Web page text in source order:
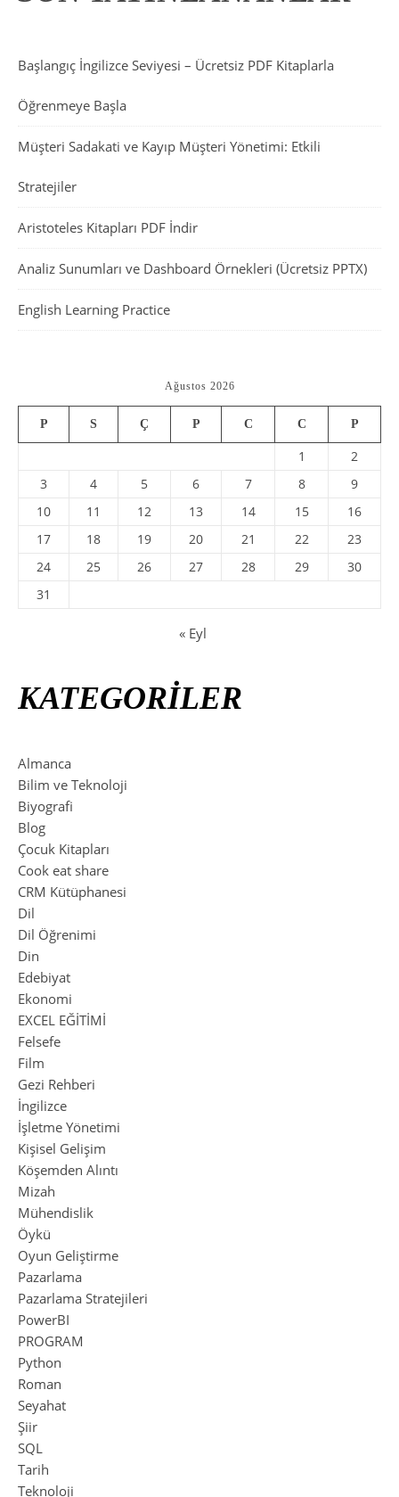
Başlangıç İngilizce Seviyesi – Ücretsiz PDF Kitaplarla
Öğrenmeye Başla
Müşteri Sadakati ve Kayıp Müşteri Yönetimi: Etkili
Stratejiler
Aristoteles Kitapları PDF İndir
Analiz Sunumları ve Dashboard Örnekleri (Ücretsiz PPTX)
English Learning Practice
Ağustos 2026
P S Ç P C C P
1
2
3
4 5 6 7 8
9
10
11 12 13 14 15
16
17
18 19 20 21 22
23
24
25 26 27 28 29
30
31
« Eyl
KATEGORİLER
Almanca
Bilim ve Teknoloji
Biyografi
Blog
Çocuk Kitapları
Cook eat share
CRM Kütüphanesi
Dil
Dil Öğrenimi
Din
Edebiyat
Ekonomi
EXCEL EĞİTİMİ
Felsefe
Film
Gezi Rehberi
İngilizce
İşletme Yönetimi
Kişisel Gelişim
Köşemden Alıntı
Mizah
Mühendislik
Öykü
Oyun Geliştirme
Pazarlama
Pazarlama Stratejileri
PowerBI
PROGRAM
Python
Roman
Seyahat
Şiir
SQL
Tarih
Teknoloji